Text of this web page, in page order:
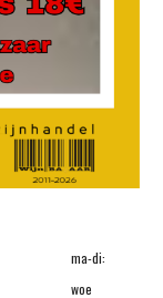
ma-di:
woe